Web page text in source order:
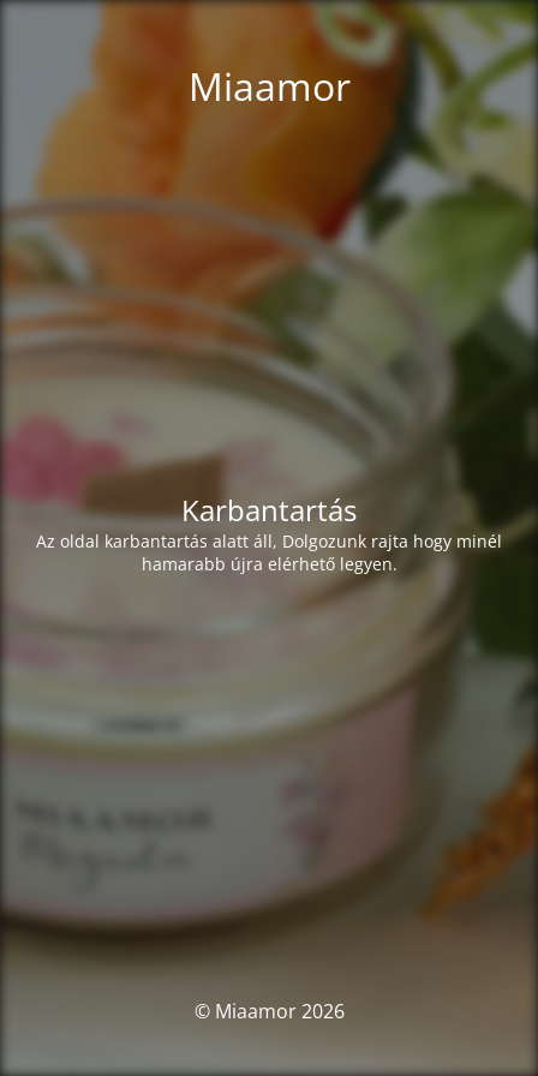
Miaamor
Karbantartás
Az oldal karbantartás alatt áll, Dolgozunk rajta hogy minél
hamarabb újra elérhető legyen.
© Miaamor 2026